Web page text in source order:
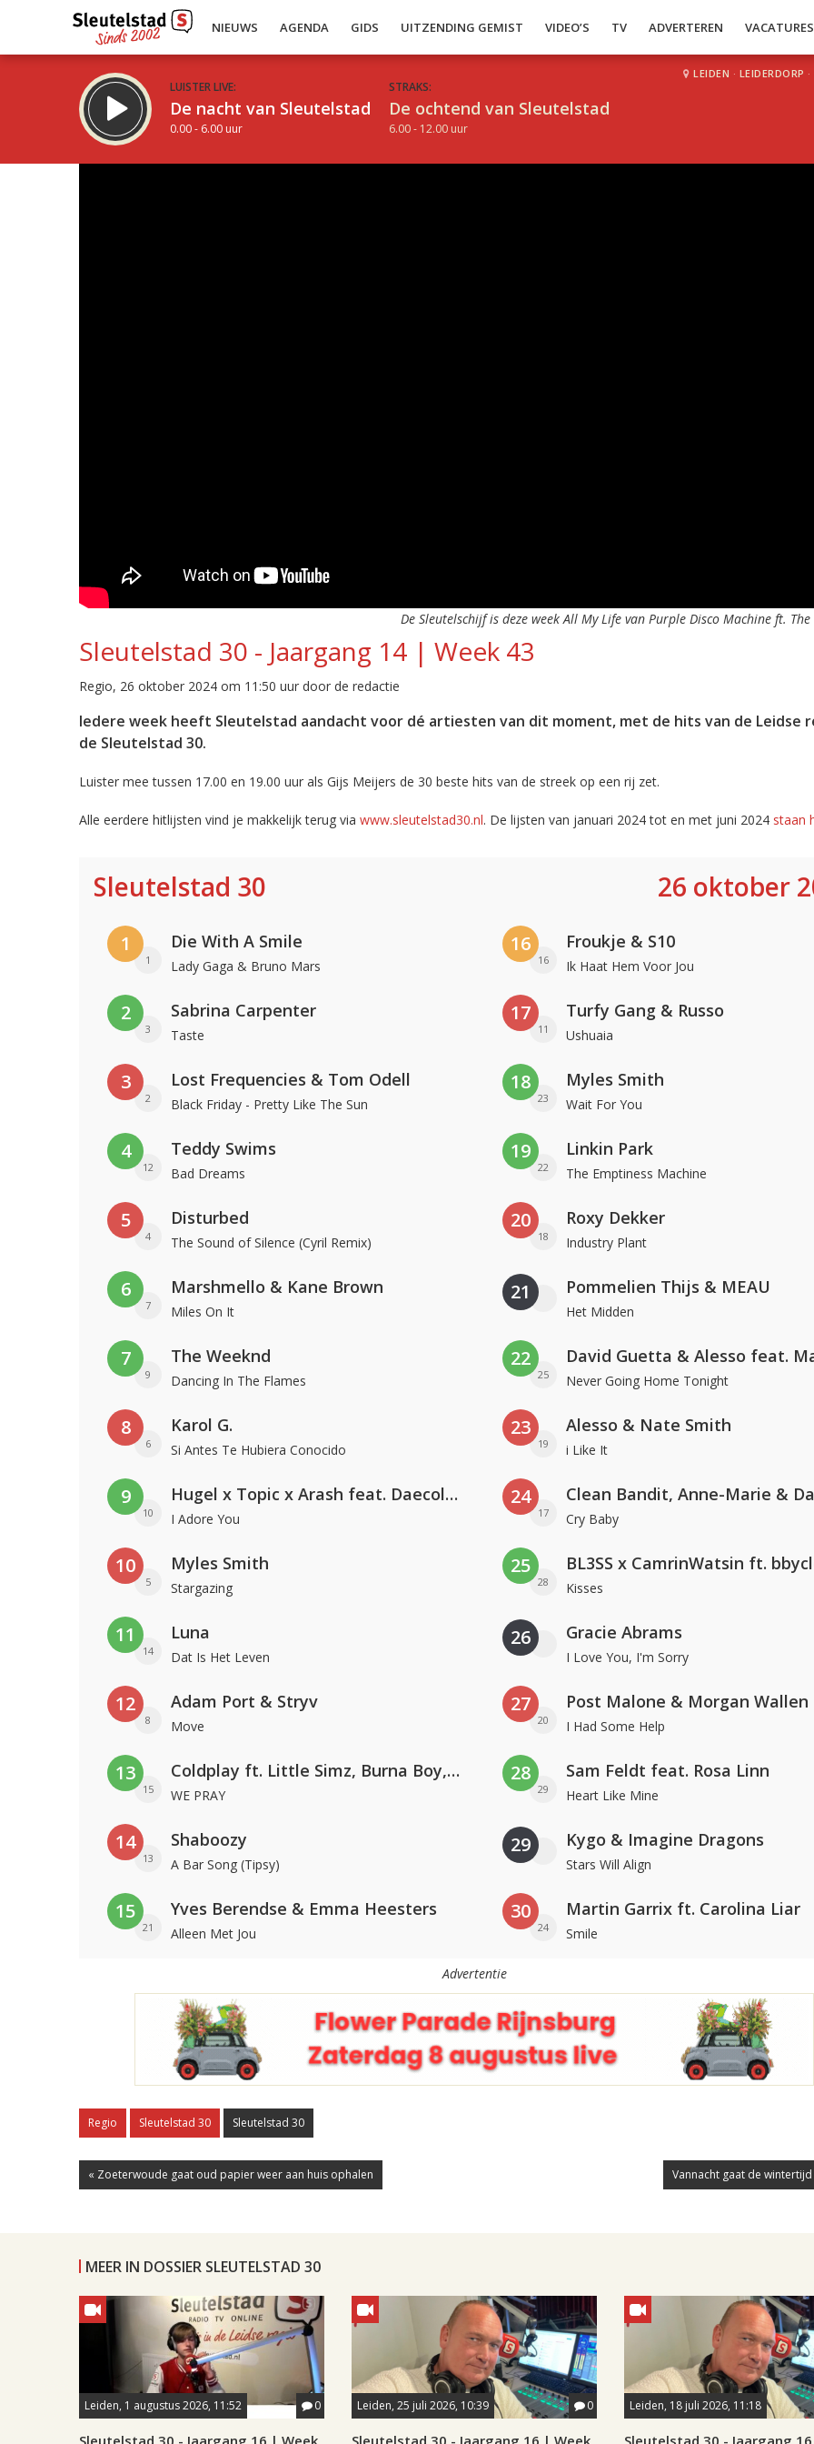
NIEUWS AGENDA GIDS UITZENDING GEMIST VIDEO’S TV ADVERTEREN VACATURES
LUISTER LIVE:
De nacht van Sleutelstad
0.00 - 6.00 uur
STRAKS:
De ochtend van Sleutelstad
6.00 - 12.00 uur
LEIDEN · LEIDERDORP ·
De Sleutelschijf is deze week All My Life van Purple Disco Machine ft.
Sleutelstad 30 - Jaargang 14 | Week 43
Regio, 26 oktober 2024 om 11:50 uur door de redactie
Iedere week heeft Sleutelstad aandacht voor dé artiesten van dit moment, met de hits van de Leidse
de Sleutelstad 30.
Luister mee tussen 17.00 en 19.00 uur als Gijs Meijers de 30 beste hits van de streek op een rij zet.
Alle eerdere hitlijsten vind je makkelijk terug via www.sleutelstad30.nl. De lijsten van januari 2024 tot en met juni 2024 staan
Sleutelstad 30 26 oktober
1
1
Die With A Smile
Lady Gaga & Bruno Mars
2
3
Sabrina Carpenter
Taste
3
2
Lost Frequencies & Tom Odell
Black Friday - Pretty Like The Sun
4
12
Teddy Swims
Bad Dreams
5
4
Disturbed
The Sound of Silence (Cyril Remix)
6
7
Marshmello & Kane Brown
Miles On It
7
9
The Weeknd
Dancing In The Flames
8
6
Karol G.
Si Antes Te Hubiera Conocido
9
10
Hugel x Topic x Arash feat. Daecolm
I Adore You
10
5
Myles Smith
Stargazing
11
14
Luna
Dat Is Het Leven
12
8
Adam Port & Stryv
Move
13
15
Coldplay ft. Little Simz, Burna Boy, Elyanna & Tini
WE PRAY
14
13
Shaboozy
A Bar Song (Tipsy)
15
21
Yves Berendse & Emma Heesters
Alleen Met Jou
16
16
Froukje & S10
Ik Haat Hem Voor Jou
17
11
Turfy Gang & Russo
Ushuaia
18
23
Myles Smith
Wait For You
19
22
Linkin Park
The Emptiness Machine
20
18
Roxy Dekker
Industry Plant
21 Pommelien Thijs & MEAU
Het Midden
22
25 Never Going Home Tonight
23
19
Alesso & Nate Smith
i Like It
24
17 Cry Baby
25
28
BL3SS x CamrinWatsin ft.
Kisses
26 Gracie Abrams
I Love You, I'm Sorry
27
20
Post Malone & Morgan Wallen
I Had Some Help
28
29
Sam Feldt feat. Rosa Linn
Heart Like Mine
29 Kygo & Imagine Dragons
Stars Will Align
30
24
Martin Garrix ft. Carolina Liar
Smile
Advertentie
Regio Sleutelstad 30 Sleutelstad 30
« Zoeterwoude gaat oud papier weer aan huis ophalen Vannacht gaat de
MEER IN DOSSIER SLEUTELSTAD 30
Leiden, 1 augustus 2026, 11:52 0 Leiden, 25 juli 2026, 10:39 0 Leiden, 18 juli 2026, 11:18